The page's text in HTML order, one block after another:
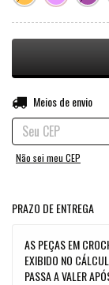
Entregas para o CEP:
Meios de envio
Não sei meu CEP
PRAZO DE ENTREGA
AS PEÇAS EM
EXIBIDO NO
PASSA A VALER